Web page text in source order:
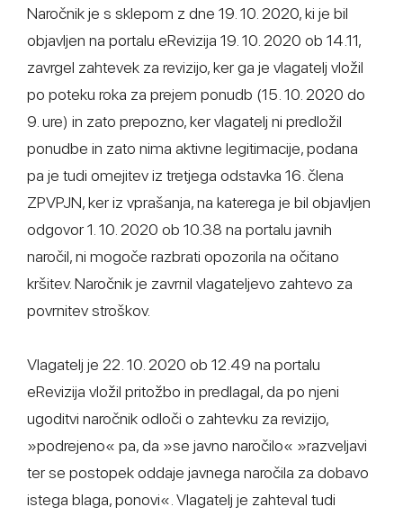
Naročnik je s sklepom z dne 19. 10. 2020, ki je bil
objavljen na portalu eRevizija 19. 10. 2020 ob 14.11,
zavrgel zahtevek za revizijo, ker ga je vlagatelj vložil
po poteku roka za prejem ponudb (15. 10. 2020 do
9. ure) in zato prepozno, ker vlagatelj ni predložil
ponudbe in zato nima aktivne legitimacije, podana
pa je tudi omejitev iz tretjega odstavka 16. člena
ZPVPJN, ker iz vprašanja, na katerega je bil objavljen
odgovor 1. 10. 2020 ob 10.38 na portalu javnih
naročil, ni mogoče razbrati opozorila na očitano
kršitev. Naročnik je zavrnil vlagateljevo zahtevo za
povrnitev stroškov.
Vlagatelj je 22. 10. 2020 ob 12.49 na portalu
eRevizija vložil pritožbo in predlagal, da po njeni
ugoditvi naročnik odloči o zahtevku za revizijo,
»podrejeno« pa, da »se javno naročilo« »razveljavi
ter se postopek oddaje javnega naročila za dobavo
istega blaga, ponovi«. Vlagatelj je zahteval tudi